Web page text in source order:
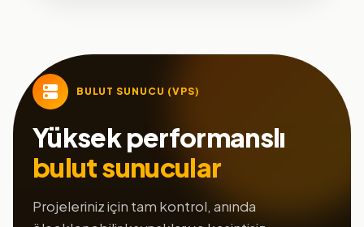
BULUT SUNUCU (VPS)
Yüksek performanslı
bulut sunucular
Projeleriniz için tam kontrol, anında